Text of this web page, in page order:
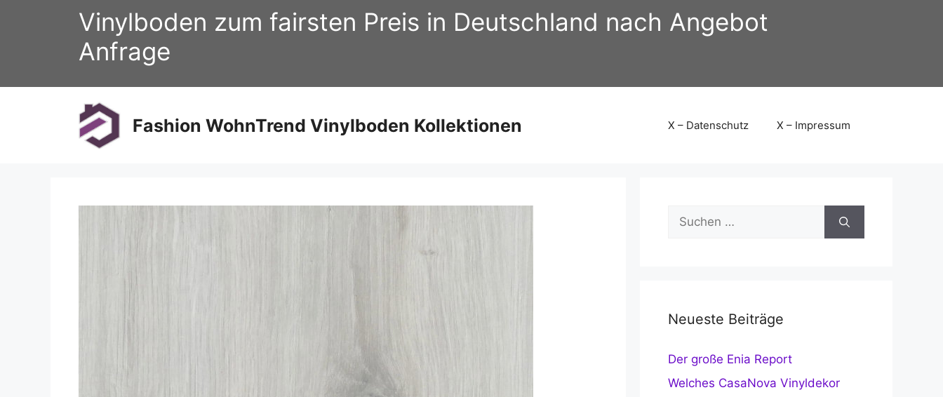
Vinylboden zum fairsten Preis in Deutschland nach Angebot
Anfrage
Fashion WohnTrend Vinylboden Kollektionen X – Datenschutz X – Impressum
Suchen
nach:
Neueste Beiträge
Der große Enia Report
Welches CasaNova Vinyldekor